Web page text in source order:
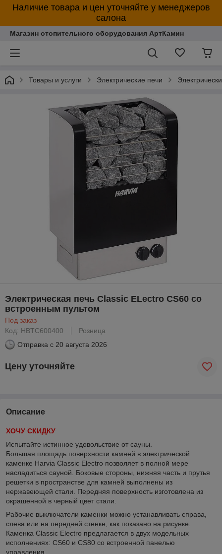
Наличие товара и цен уточняйте у менеджеров
салона
Магазин отопительного оборудования АртКамин
Товары и услуги Электрические печи
Электрическая печь Classic ELectro CS60 со
встроенным пультом
Под заказ
Код: HBTC600400
Розница
Отправка с 20 августа 2026
Цену уточняйте
Описание
ХОЧУ СКИДКУ
Испытайте истинное удовольствие от сауны.
Большая площадь поверхности камней в электрической
каменке Harvia Classic Electro позволяет в полной мере
насладиться сауной. Боковые стороны, нижняя часть и прутья
решетки в пространстве для камней выполнены из
нержавеющей стали. Передняя поверхность изготовлена из
окрашенной в черный цвет стали.
Рабочие выключатели каменки можно устанавливать справа,
слева или на передней стенке, как показано на рисунке.
Каменка Classic Electro предлагается в двух модельных
исполнениях: CS60 и CS80 со встроенной панелью
управления.